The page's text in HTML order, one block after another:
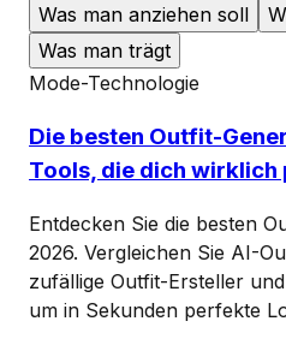
Was man anziehen soll
Was man trägt
Mode-Technologie
Die besten Outfit-
Tools, die dich wirklich
Entdecken Sie die besten
2026. Vergleichen Sie AI-
zufällige Outfit-Ersteller
um in Sekunden perfekte